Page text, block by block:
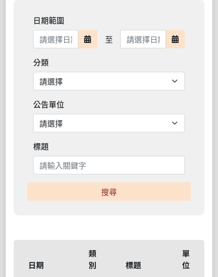
日期範圍
日期範圍開始
至 日期範圍結束 日期範圍
分類
公告單位
標題
搜尋
日期
類
別
標題
單
位